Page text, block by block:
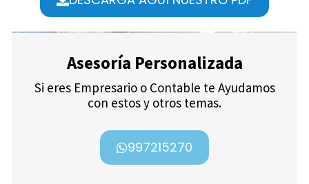
Asesoría Personalizada
Si eres Empresario o Contable te Ayudamos
con estos y otros temas.
997215270